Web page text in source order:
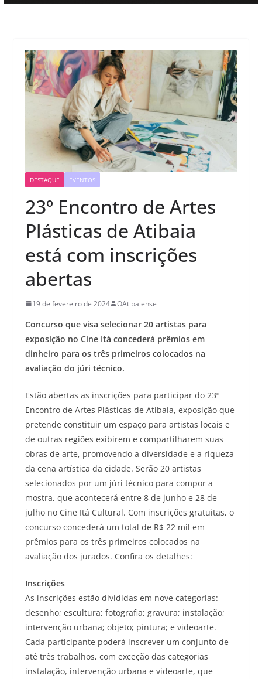
DESTAQUE EVENTOS
23º Encontro de Artes
Plásticas de Atibaia
está com inscrições
abertas
19 de fevereiro de 2024 OAtibaiense
Concurso que visa selecionar 20 artistas para
exposição no Cine Itá concederá prêmios em
dinheiro para os três primeiros colocados na
avaliação do júri técnico.
Estão abertas as inscrições para participar do 23º
Encontro de Artes Plásticas de Atibaia, exposição que
pretende constituir um espaço para artistas locais e
de outras regiões exibirem e compartilharem suas
obras de arte, promovendo a diversidade e a riqueza
da cena artística da cidade. Serão 20 artistas
selecionados por um júri técnico para compor a
mostra, que acontecerá entre 8 de junho e 28 de
julho no Cine Itá Cultural. Com inscrições gratuitas, o
concurso concederá um total de R$ 22 mil em
prêmios para os três primeiros colocados na
avaliação dos jurados. Confira os detalhes:
Inscrições
As inscrições estão divididas em nove categorias:
desenho; escultura; fotografia; gravura; instalação;
intervenção urbana; objeto; pintura; e videoarte.
Cada participante poderá inscrever um conjunto de
até três trabalhos, com exceção das categorias
instalação, intervenção urbana e videoarte, que